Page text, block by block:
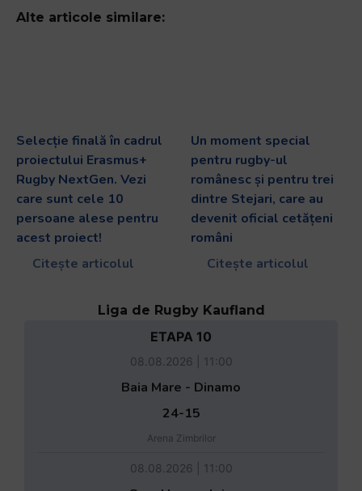
Alte articole similare:
Selecție finală în cadrul
proiectului Erasmus+
Rugby NextGen. Vezi
care sunt cele 10
persoane alese pentru
acest proiect!
Citește articolul
Un moment special
pentru rugby-ul
românesc și pentru trei
dintre Stejari, care au
devenit oficial cetățeni
români
Citește articolul
Liga de Rugby Kaufland
ETAPA 10
08.08.2026 | 11:00
Baia Mare - Dinamo
24-15
Arena Zimbrilor
08.08.2026 | 11:00